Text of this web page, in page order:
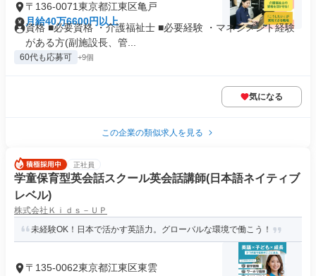
〒136-0071東京都江東区亀戸
月給40万6600円以上
資格 ■必要資格 ・介護福祉士 ■必要経験 ・マネジメント経験
がある方(副施設長、管...
60代も応募可 +9個
気になる
この企業の類似求人を見る
正社員
学童保育型英会話スクール英会話講師(日本語ネイティブ
レベル)
株式会社Ｋｉｄｓ－ＵＰ
未経験OK！日本で活かす英語力。グローバルな環境で働こう！
〒135-0062東京都江東区東雲